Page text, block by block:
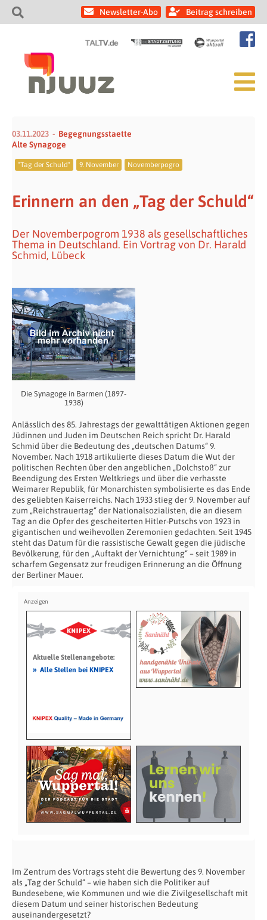
Newsletter-Abo Beitrag schreiben
03.11.2023
Begegnungsstaette
Alte Synagoge
"Tag der Schuld" 9. November Novemberpogro
Erinnern an den „Tag der Schuld“
Der Novemberpogrom 1938 als gesellschaftliches
Thema in Deutschland. Ein Vortrag von Dr. Harald
Schmid, Lübeck
Die Synagoge in Barmen (1897-
1938)
Anlässlich des 85. Jahrestags der gewalttätigen Aktionen gegen
Jüdinnen und Juden im Deutschen Reich spricht Dr. Harald
Schmid über die Bedeutung des „deutschen Datums“ 9.
November. Nach 1918 artikulierte dieses Datum die Wut der
politischen Rechten über den angeblichen „Dolchstoß“ zur
Beendigung des Ersten Weltkriegs und über die verhasste
Weimarer Republik, für Monarchisten symbolisierte es das Ende
des geliebten Kaiserreichs. Nach 1933 stieg der 9. November auf
zum „Reichstrauertag“ der Nationalsozialisten, die an diesem
Tag an die Opfer des gescheiterten Hitler-Putschs von 1923 in
gigantischen und weihevollen Zeremonien gedachten. Seit 1945
steht das Datum für die rassistische Gewalt gegen die jüdische
Bevölkerung, für den „Auftakt der Vernichtung“ – seit 1989 in
scharfem Gegensatz zur freudigen Erinnerung an die Öffnung
der Berliner Mauer.
Aktuelle Stellenangebote:
» Alle Stellen bei KNIPEX
Im Zentrum des Vortrags steht die Bewertung des 9. November
als „Tag der Schuld“ – wie haben sich die Politiker auf
Bundesebene, wie Kommunen und wie die Zivilgesellschaft mit
diesem Datum und seiner historischen Bedeutung
auseinandergesetzt?